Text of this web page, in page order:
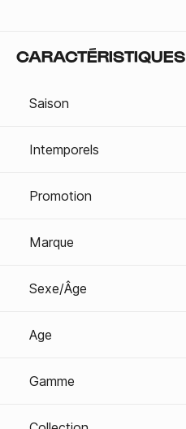
CARACTÉRISTIQUES
Saison
Intemporels
Promotion
Marque
Sexe/Âge
Age
Gamme